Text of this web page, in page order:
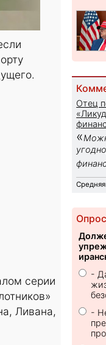
серии
Ливана,
Отец
«
-
-